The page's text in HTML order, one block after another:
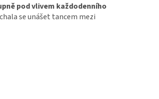
pod vlivem každodenního
se unášet tancem mezi